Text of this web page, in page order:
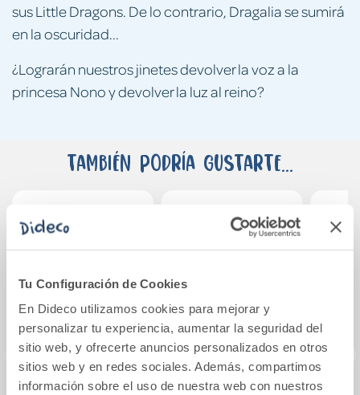
Tu Configuración de Cookies
En Dideco utilizamos cookies para mejorar y
personalizar tu experiencia, aumentar la seguridad del
sitio web, y ofrecerte anuncios personalizados en otros
sitios web y en redes sociales. Además, compartimos
información sobre el uso de nuestra web con nuestros
sus Little Dragons. De lo contrario, Dragalia se sumirá
en la oscuridad...
¿Lograrán nuestros jinetes devolver la voz a la
princesa Nono y devolver la luz al reino?
También podría gustarte...